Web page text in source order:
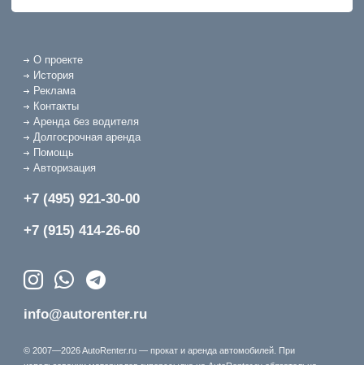
О проекте
История
Реклама
Контакты
Аренда без водителя
Долгосрочная аренда
Помощь
Авторизация
+7 (495) 921-30-00
+7 (915) 414-26-60
info@autorenter.ru
© 2007—2026 AutoRenter.ru — прокат и аренда автомобилей. При